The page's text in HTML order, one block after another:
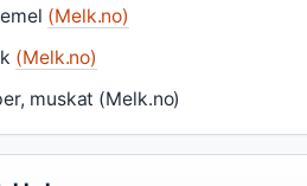
(Melk.no)
(Melk.no)
muskat (Melk.no)